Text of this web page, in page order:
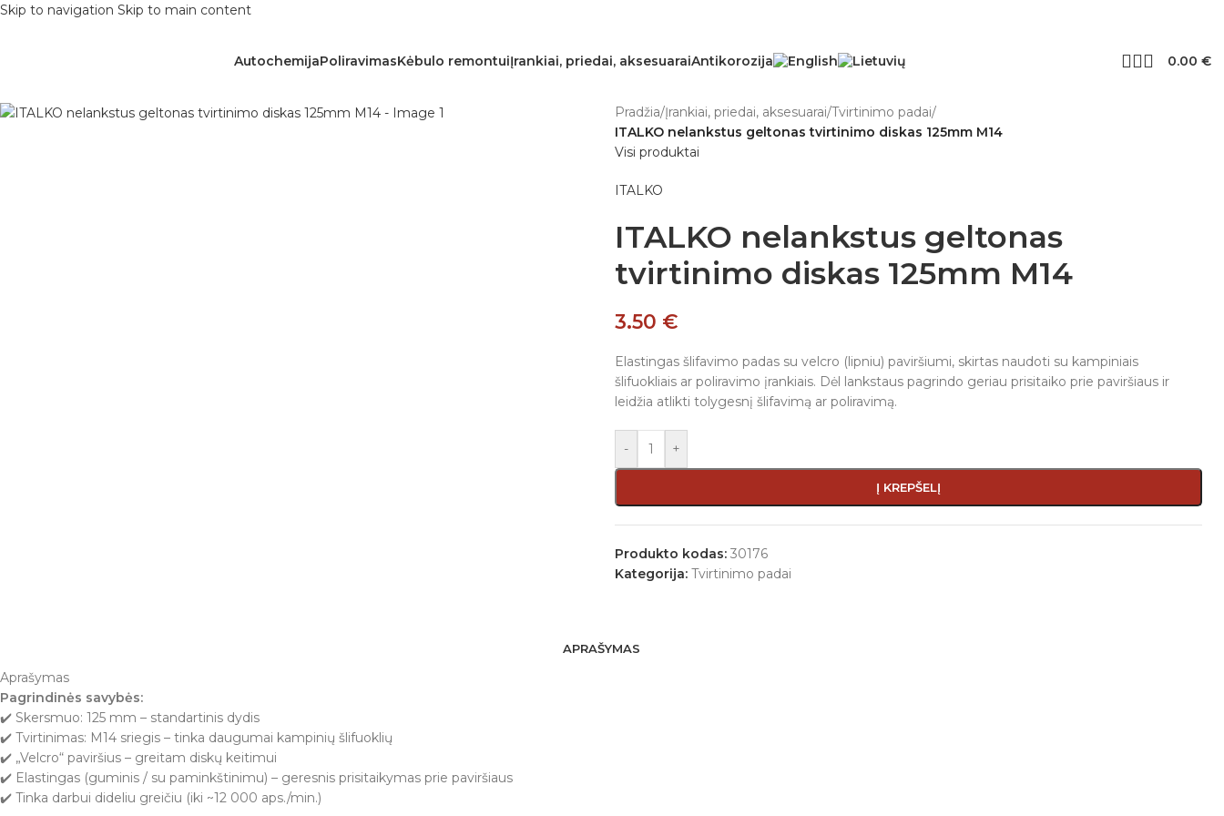
Skip to navigation Skip to main content
AutochemijaPoliravimasKėbulo remontuiĮrankiai, priedai, aksesuaraiAntikorozija 0.00 €
Pradžia/Įrankiai, priedai, aksesuarai/Tvirtinimo padai/
ITALKO nelankstus geltonas tvirtinimo diskas 125mm M14
Visi produktai
ITALKO
ITALKO nelankstus geltonas
tvirtinimo diskas 125mm M14
3.50 €
Elastingas šlifavimo padas su velcro (lipniu) paviršiumi, skirtas naudoti su kampiniais
šlifuokliais ar poliravimo įrankiais. Dėl lankstaus pagrindo geriau prisitaiko prie paviršiaus ir
leidžia atlikti tolygesnį šlifavimą ar poliravimą.
- +
Į KREPŠELĮ
Produkto kodas: 30176
Kategorija: Tvirtinimo padai
APRAŠYMAS
Aprašymas
Pagrindinės savybės:
✔️ Skersmuo: 125 mm – standartinis dydis
✔️ Tvirtinimas: M14 sriegis – tinka daugumai kampinių šlifuoklių
✔️ „Velcro“ paviršius – greitam diskų keitimui
✔️ Elastingas (guminis / su paminkštinimu) – geresnis prisitaikymas prie paviršiaus
✔️ Tinka darbui dideliu greičiu (iki ~12 000 aps./min.)